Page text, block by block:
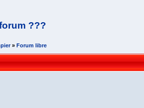
???
» Forum libre